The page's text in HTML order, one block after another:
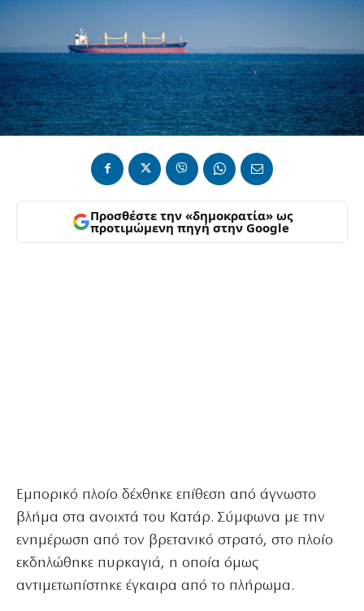
Προσθέστε την «δημοκρατία» ως
προτιμώμενη πηγή στην Google
Εμπορικό πλοίο δέχθηκε επίθεση από άγνωστο
βλήμα στα ανοιχτά του Κατάρ. Σύμφωνα με την
ενημέρωση από τον βρετανικό στρατό, στο πλοίο
εκδηλώθηκε πυρκαγιά, η οποία όμως
αντιμετωπίστηκε έγκαιρα από το πλήρωμα.